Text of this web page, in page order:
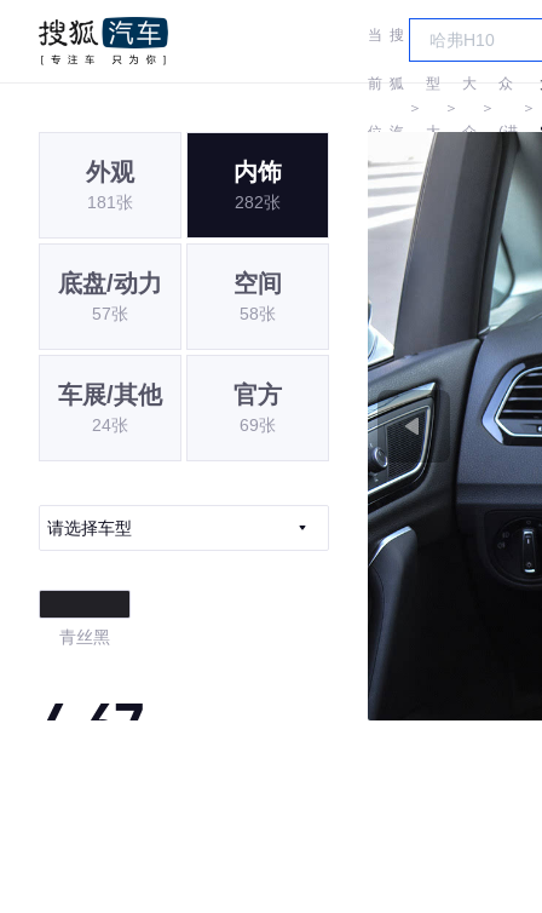
当
前
位
置:
搜
狐
汽
车
＞
车
型
大
全
＞
大
众
＞
众
(进
口)
＞
外观
181张
内饰
282张
底盘/动力
57张
空间
58张
车展/其他
24张
官方
69张
请选择车型
青丝黑
4.67